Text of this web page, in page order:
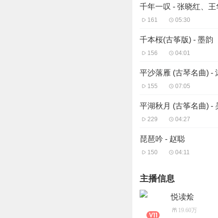
千年一叹 - 张晓红、王
161 05:30
千本桜(古筝版) - 墨韵
156 04:01
平沙落雁 (古琴名曲) -
155 07:05
平湖秋月 (古筝名曲) -
229 04:27
琵琶吟 - 赵聪
150 04:11
主播信息
悦读烩
19.60万